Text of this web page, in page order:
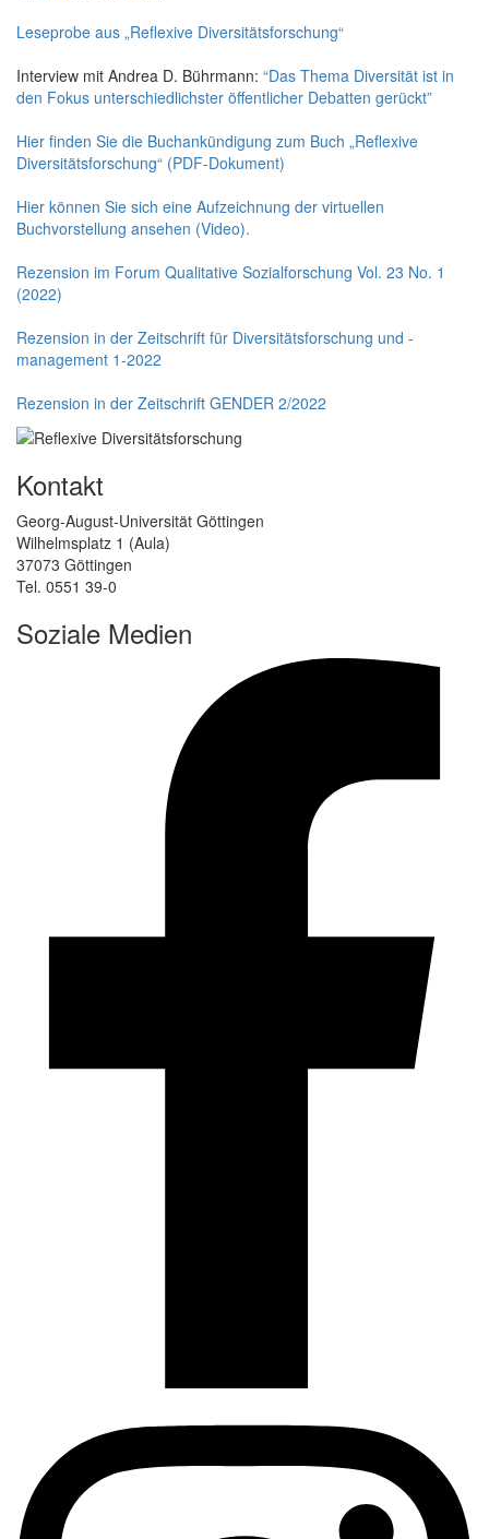
Leseprobe aus „Reflexive Diversitätsforschung“
Interview mit Andrea D. Bührmann: “Das Thema Diversität ist in
den Fokus unterschiedlichster öffentlicher Debatten gerückt”
Hier finden Sie die Buchankündigung zum Buch „Reflexive
Diversitätsforschung“ (PDF-Dokument)
Hier können Sie sich eine Aufzeichnung der virtuellen
Buchvorstellung ansehen (Video).
Rezension im Forum Qualitative Sozialforschung Vol. 23 No. 1
(2022)
Rezension in der Zeitschrift für Diversitätsforschung und -
management 1-2022
Rezension in der Zeitschrift GENDER 2/2022
Kontakt
Georg-August-Universität Göttingen
Wilhelmsplatz 1 (Aula)
37073 Göttingen
Tel. 0551 39-0
Soziale Medien